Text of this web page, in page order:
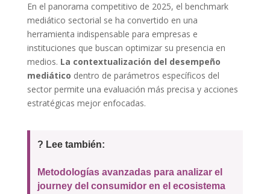
En el panorama competitivo de 2025, el benchmark
mediático sectorial se ha convertido en una
herramienta indispensable para empresas e
instituciones que buscan optimizar su presencia en
medios. La contextualización del desempeño
mediático dentro de parámetros específicos del
sector permite una evaluación más precisa y acciones
estratégicas mejor enfocadas.
? Lee también:
Metodologías avanzadas para analizar el
journey del consumidor en el ecosistema